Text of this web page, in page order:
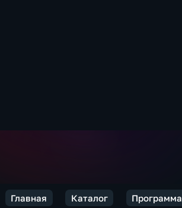
Главная Каталог Программа